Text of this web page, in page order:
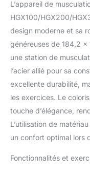
L’appareil de
HGX100/HGX200/
design moderne et sa
généreuses de 184,2 x
une station de
l’acier allié pour sa
excellente durabilité,
les exercices. Le
touche d’élégance,
L’utilisation de
un confort optimal lors
Fonctionnalités et